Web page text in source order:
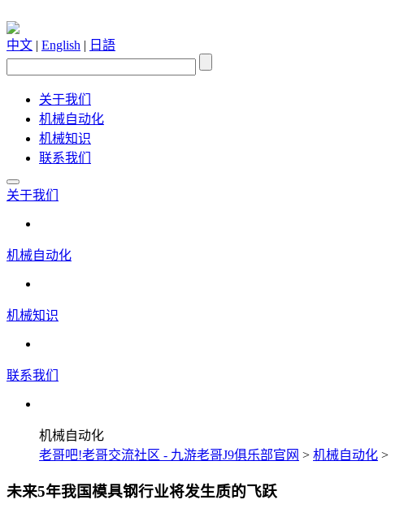
中文 | English | 日語
关于我们
机械自动化
机械知识
联系我们
关于我们
机械自动化
机械知识
联系我们
机械自动化
老哥吧!老哥交流社区 - 九游老哥J9俱乐部官网 > 机械自动化 >
未来5年我国模具钢行业将发生质的飞跃